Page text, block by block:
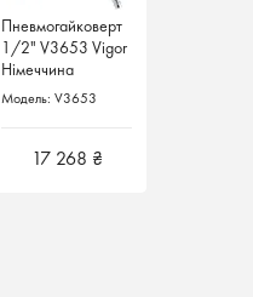
Пневмогайковерт
1/2" V3653 Vigor
Німеччина
Модель: V3653
17 268 ₴
Пневмогайковерт
1/2" V3653 Vigor
Німеччина
Модель: V3653
17 268 ₴